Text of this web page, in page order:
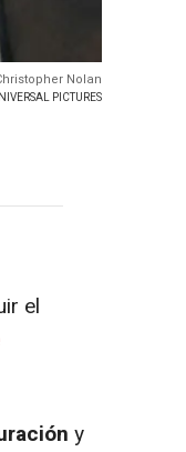
Nolan
PICTURES
el
y